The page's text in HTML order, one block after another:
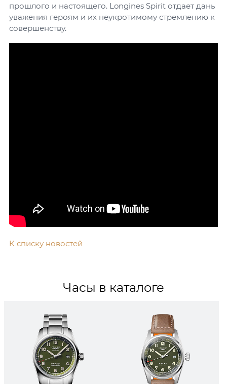
прошлого и настоящего. Longines Spirit отдает дань
уважения героям и их неукротимому стремлению к
совершенству.
К списку новостей
Часы в каталоге